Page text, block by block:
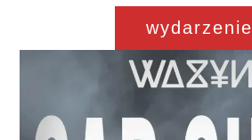
wydarzenie